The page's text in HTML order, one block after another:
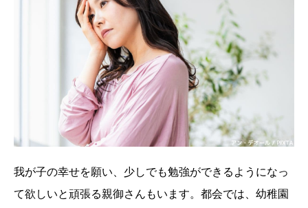
我が子の幸せを願い、少しでも勉強ができるようになっ
て欲しいと頑張る親御さんもいます。都会では、幼稚園